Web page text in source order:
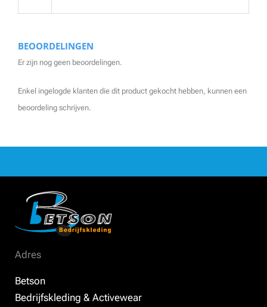
BEOORDELINGEN
Er zijn nog geen beoordelingen.
Enkel ingelogde klanten die dit product gekocht hebben, kunnen een
beoordeling schrijven.
Adres
Betson
Bedrijfskleding & Activewear